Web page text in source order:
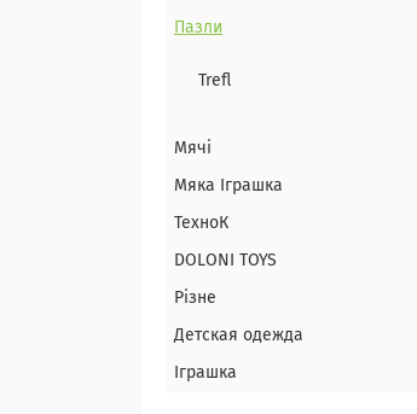
Пазли
Trefl
Мячі
Мяка Іграшка
ТехноК
DOLONI TOYS
Різне
Детская одежда
Іграшка